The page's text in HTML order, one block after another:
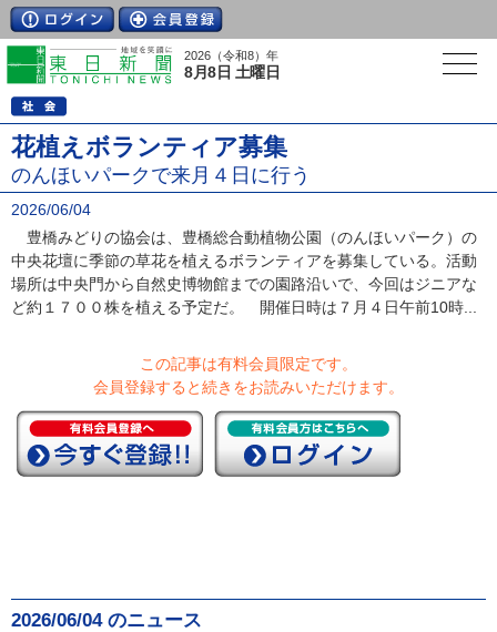
2026（令和8）年
8月8日 土曜日
花植えボランティア募集
のんほいパークで来月４日に行う
2026/06/04
豊橋みどりの協会は、豊橋総合動植物公園（のんほいパーク）の
中央花壇に季節の草花を植えるボランティアを募集している。活動
場所は中央門から自然史博物館までの園路沿いで、今回はジニアな
ど約１７００株を植える予定だ。 開催日時は７月４日午前10時...
この記事は有料会員限定です。
会員登録すると続きをお読みいただけます。
2026/06/04 のニュース